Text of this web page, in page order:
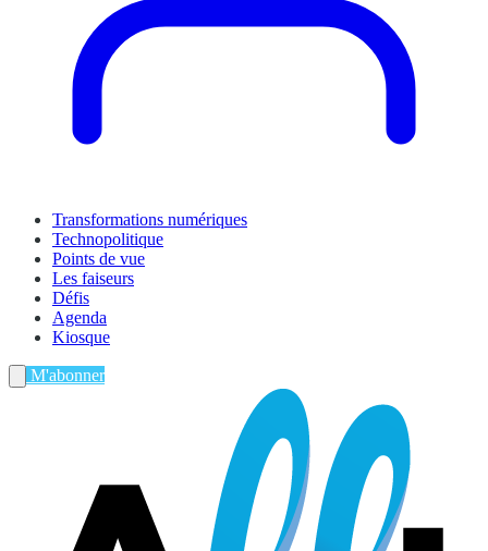
Transformations numériques
Technopolitique
Points de vue
Les faiseurs
Défis
Agenda
Kiosque
M'abonner